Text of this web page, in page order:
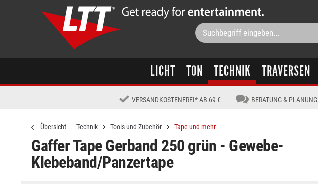
LICHT TON TECHNIK TRAVERSEN
VERSANDKOSTENFREI* AB 69 € BERATUNG & PLANUNG
Übersicht Technik Tools und Zubehör Tape und mehr
Gaffer Tape Gerband 250 grün - Gewebe-
Klebeband/Panzertape